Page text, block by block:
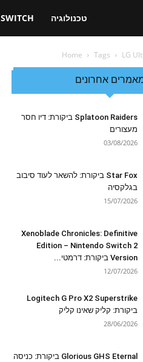
SWITCH טכנולוגיה
Home Tags LG
אחרונים
Splatoon Raiders ביקורת: דיו חסר
מעצורים
03/08/2026
Star Fox ביקורת: להשאר לעוד סיבוב
בגלקסיה
15/07/2026
Xenoblade Chronicles: Definitive
Edition – Nintendo Switch 2
Version ביקורת: דרמטי...
12/07/2026
Logitech G Pro X2 Superstrike
ביקורת: קליק שאינו קליק
28/06/2026
Glorious GHS Eternal ביקורת: כניסה